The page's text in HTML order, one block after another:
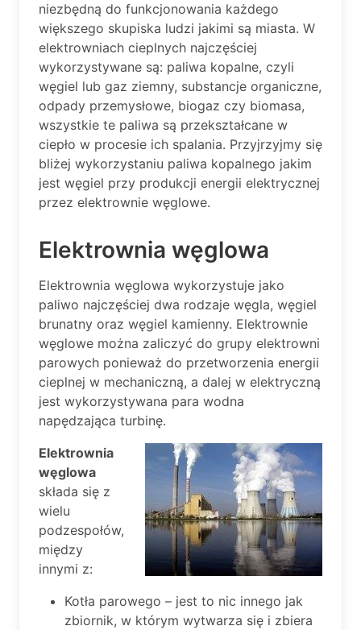
niezbędną do funkcjonowania każdego
większego skupiska ludzi jakimi są miasta. W
elektrowniach cieplnych najczęściej
wykorzystywane są: paliwa kopalne, czyli
węgiel lub gaz ziemny, substancje organiczne,
odpady przemysłowe, biogaz czy biomasa,
wszystkie te paliwa są przekształcane w
ciepło w procesie ich spalania. Przyjrzyjmy się
bliżej wykorzystaniu paliwa kopalnego jakim
jest węgiel przy produkcji energii elektrycznej
przez elektrownie węglowe.
Elektrownia węglowa
Elektrownia węglowa wykorzystuje jako
paliwo najczęściej dwa rodzaje węgla, węgiel
brunatny oraz węgiel kamienny. Elektrownie
węglowe można zaliczyć do grupy elektrowni
parowych ponieważ do przetworzenia energii
cieplnej w mechaniczną, a dalej w elektryczną
jest wykorzystywana para wodna
napędzająca turbinę.
Elektrownia
węglowa
składa się z
wielu
podzespołów,
między
innymi z:
Kotła parowego – jest to nic innego jak
zbiornik, w którym wytwarza się i zbiera